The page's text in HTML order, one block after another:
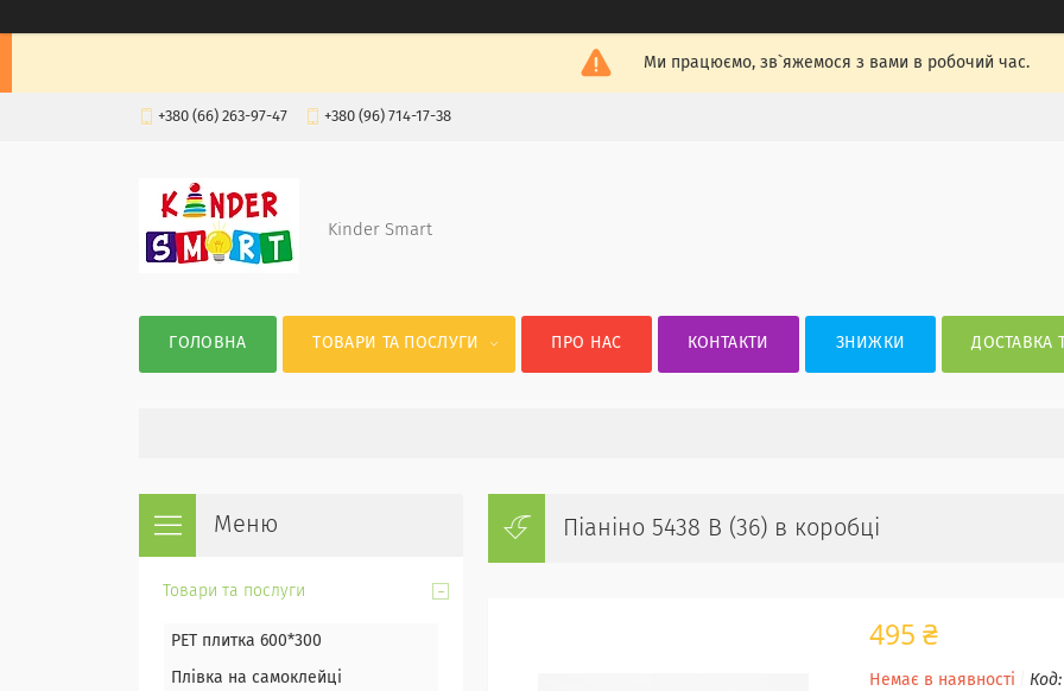
Ми працюємо, зв`яжемося з вами в робочий час.
+380 (66) 263-97-47 +380 (96) 714-17-38
Kinder Smart
ГОЛОВНА ТОВАРИ ТА ПОСЛУГИ ПРО НАС КОНТАКТИ ЗНИЖКИ ДОСТАВКА
Піаніно 5438 B (36) в коробці
495 ₴
Немає в наявності Код:
Товари та послуги
PET плитка 600*300
Плівка на самоклейці